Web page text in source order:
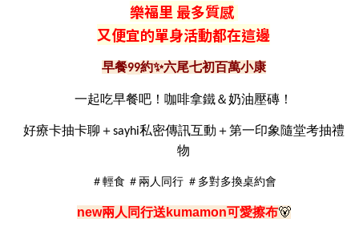
樂福里 最多質感
又便宜的單身活動都在這邊
早餐99約✨六尾七初百萬小康
一起吃早餐吧！咖啡拿鐵＆奶油壓磚！
好療卡抽卡聊＋sayhi私密傳訊互動 ＋第一印象隨堂考抽禮
物
＃輕食 ＃兩人同行 ＃多對多換桌約會
new兩人同行送 kumamon可愛擦布🐻